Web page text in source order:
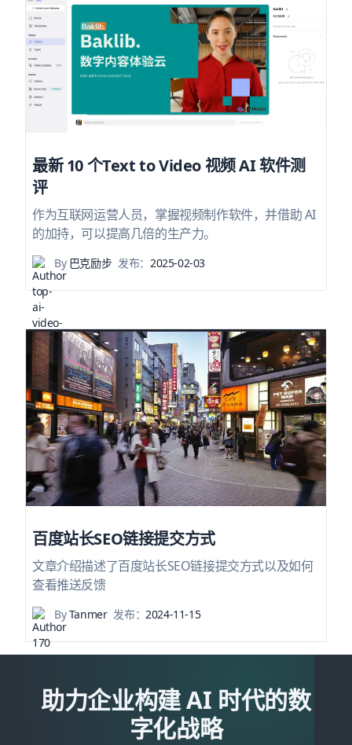
最新 10 个Text to Video 视频 AI 软件测
评
作为互联网运营人员，掌握视频制作软件，并借助 AI
的加持，可以提高几倍的生产力。
By巴克励步 发布：2025-02-03
百度站长SEO链接提交方式
文章介绍描述了百度站长SEO链接提交方式以及如何
查看推送反馈
ByTanmer 发布：2024-11-15
助力企业构建 AI 时代的数
字化战略